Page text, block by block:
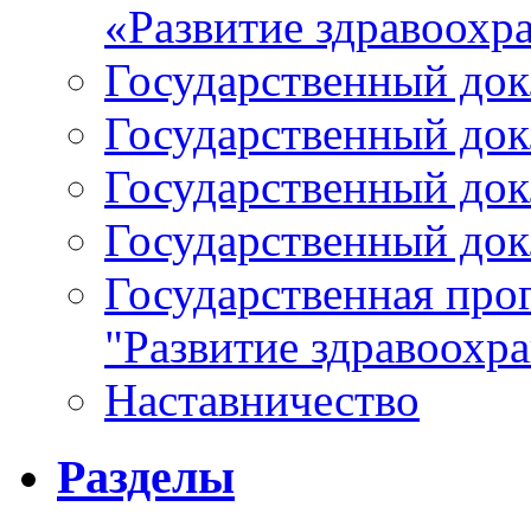
«Развитие
Государственный
Государственный
Государственный
Государственный
Государственная
"Развитие
Наставничество
Разделы